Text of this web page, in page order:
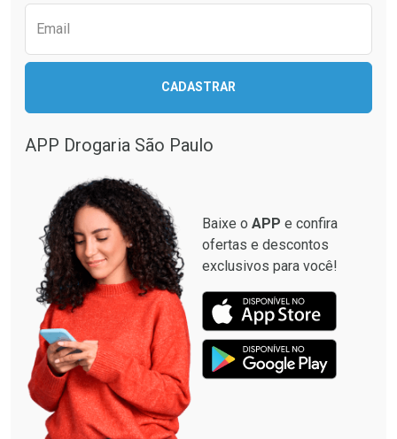
Comprar sem Desconto
Comprar sem Desconto
Comprar sem Desconto
Comprar sem Desconto
Email
CADASTRAR
APP Drogaria São Paulo
Baixe o APP e confira
ofertas e descontos
exclusivos para você!